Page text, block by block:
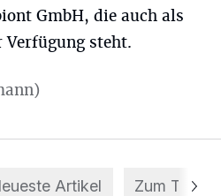
GmbH, die auch als
steht.
Artikel Zum Thema